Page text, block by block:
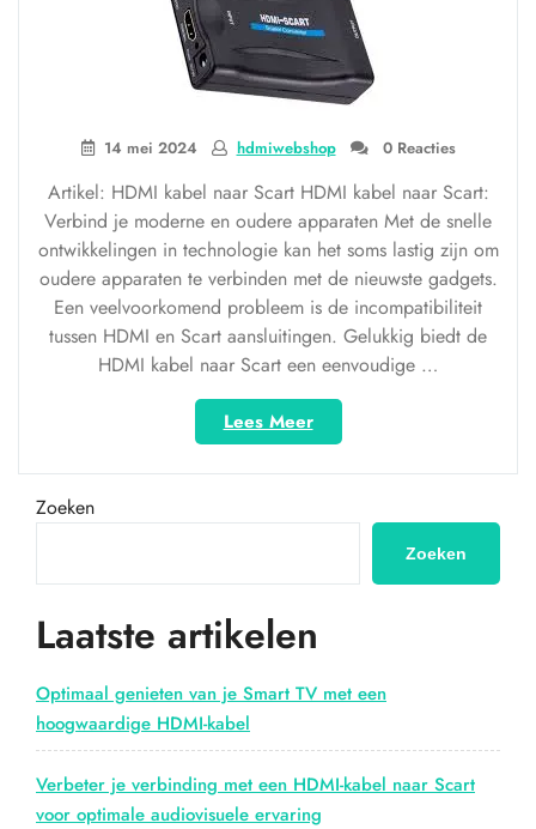
14 mei 2024 hdmiwebshop 0 Reacties
Artikel: HDMI kabel naar Scart HDMI kabel naar Scart:
Verbind je moderne en oudere apparaten Met de snelle
ontwikkelingen in technologie kan het soms lastig zijn om
oudere apparaten te verbinden met de nieuwste gadgets.
Een veelvoorkomend probleem is de incompatibiliteit
tussen HDMI en Scart aansluitingen. Gelukkig biedt de
HDMI kabel naar Scart een eenvoudige …
Lees Meer“Van
HDMI
kabel
Scart:
verbinding
moderne
oudere
apparaten”
Zoeken
Zoeken
Laatste artikelen
Optimaal genieten van je Smart TV met een
hoogwaardige HDMI-kabel
Verbeter je verbinding met een HDMI-kabel naar Scart
voor optimale audiovisuele ervaring